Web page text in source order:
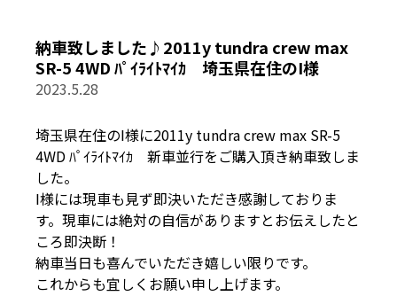
納車致しました♪2011y tundra crew max
SR-5 4WD ﾊﾟｲﾗｲﾄﾏｲｶ 埼玉県在住のI様
2023.5.28
埼玉県在住のI様に2011y tundra crew max SR-5
4WD ﾊﾟｲﾗｲﾄﾏｲｶ 新車並行をご購入頂き納車致しま
した。
I様には現車も見ず即決いただき感謝しておりま
す。現車には絶対の自信がありますとお伝えしたと
ころ即決断！
納車当日も喜んでいただき嬉しい限りです。
これからも宜しくお願い申し上げます。